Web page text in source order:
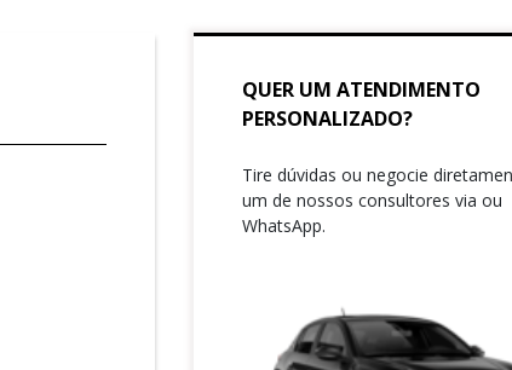
QUER UM ATENDIMENTO
PERSONALIZADO?
Tire dúvidas ou negocie
um de nossos consultores via ou
WhatsApp.